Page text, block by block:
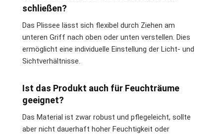
schließen?
Das Plissee lässt sich flexibel durch Ziehen am
unteren Griff nach oben oder unten verstellen. Dies
ermöglicht eine individuelle Einstellung der Licht- und
Sichtverhältnisse.
Ist das Produkt auch für Feuchträume
geeignet?
Das Material ist zwar robust und pflegeleicht, sollte
aber nicht dauerhaft hoher Feuchtigkeit oder